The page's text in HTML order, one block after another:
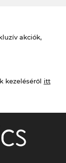
akciók,
kezeléséről itt